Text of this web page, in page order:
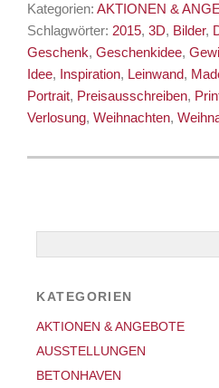
Kategorien:AKTIONEN &
Schlagwörter: 2015,3D, Bilder,
Geschenk,Geschenkidee,
Idee, Inspiration, Leinwand,
Portrait, Preisausschreiben,
Verlosung,Weihnachten,
KATEGORIEN
AKTIONEN & ANGEBOTE
AUSSTELLUNGEN
BETONHAVEN